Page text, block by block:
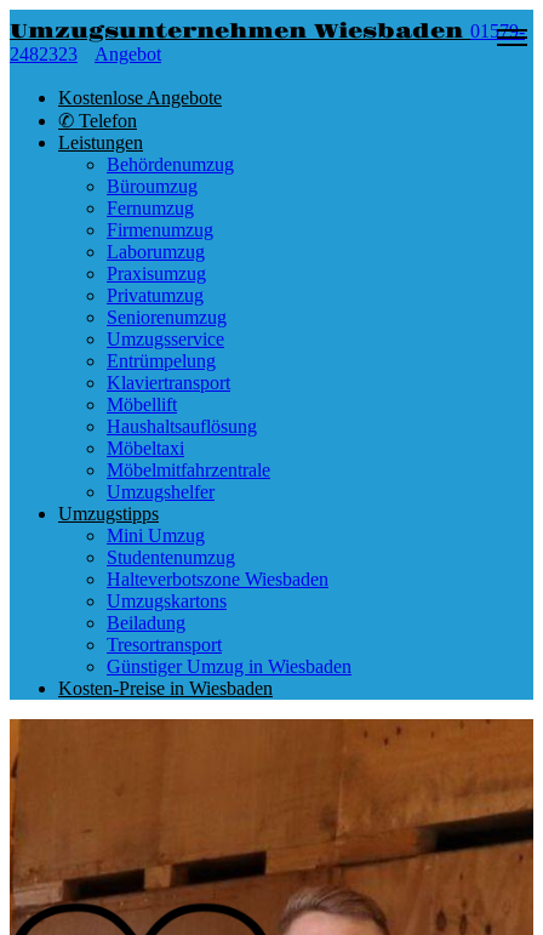
Umzugsunternehmen Wiesbaden 01579-
2482323
Angebot
Kostenlose Angebote
✆ Telefon
Leistungen
Behördenumzug
Büroumzug
Fernumzug
Firmenumzug
Laborumzug
Praxisumzug
Privatumzug
Seniorenumzug
Umzugsservice
Entrümpelung
Klaviertransport
Möbellift
Haushaltsauflösung
Möbeltaxi
Möbelmitfahrzentrale
Umzugshelfer
Umzugstipps
Mini Umzug
Studentenumzug
Halteverbotszone Wiesbaden
Umzugskartons
Beiladung
Tresortransport
Günstiger Umzug in Wiesbaden
Kosten-Preise in Wiesbaden